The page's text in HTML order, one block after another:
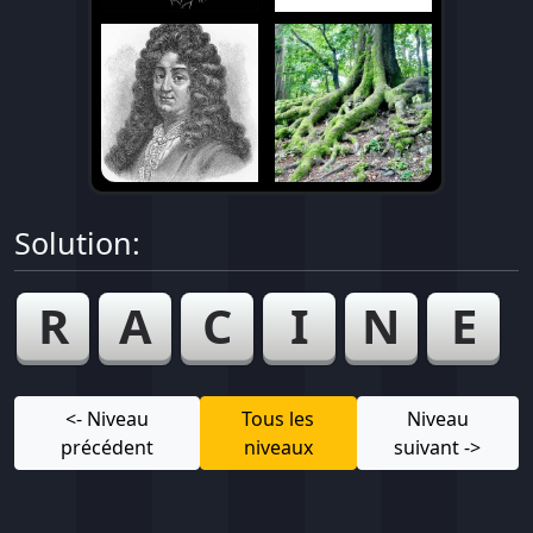
Solution:
R A C I N E
<- Niveau
précédent
Tous les
niveaux
Niveau
suivant ->